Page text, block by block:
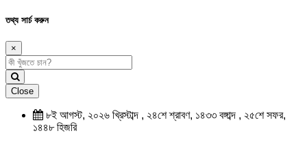
তথ্য সার্চ করুন
×
Close
৮ই আগস্ট, ২০২৬ খ্রিস্টাব্দ , ২৪শে শ্রাবণ, ১৪৩৩ বঙ্গাব্দ , ২৫শে সফর,
১৪৪৮ হিজরি